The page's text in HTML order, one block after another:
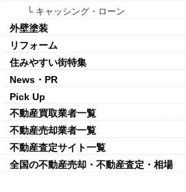
└ キャッシング・ローン
外壁塗装
リフォーム
住みやすい街特集
News・PR
Pick Up
不動産買取業者一覧
不動産売却業者一覧
不動産査定サイト一覧
全国の不動産売却・不動産査定・相場